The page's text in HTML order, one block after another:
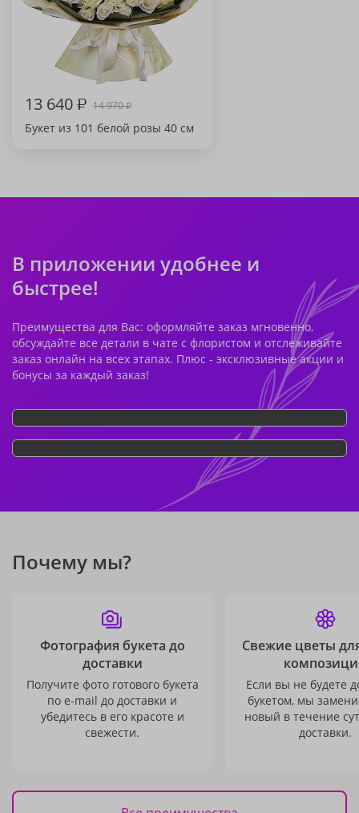
13 640₽ 14 970₽
Букет из 101 белой розы 40 см
В приложении удобнее и
быстрее!
Преимущества для Вас: оформляйте заказ мгновенно,
обсуждайте все детали в чате с флористом и отслеживайте
заказ онлайн на всех этапах. Плюс - эксклюзивные акции и
бонусы за каждый заказ!
Почему мы?
Фотография букета до
доставки
Получите фото готового букета
по e-mail до доставки и
убедитесь в его красоте и
свежести.
Свежие цветы
Если вы не будете
букетом, мы
новый в течение
доставки.